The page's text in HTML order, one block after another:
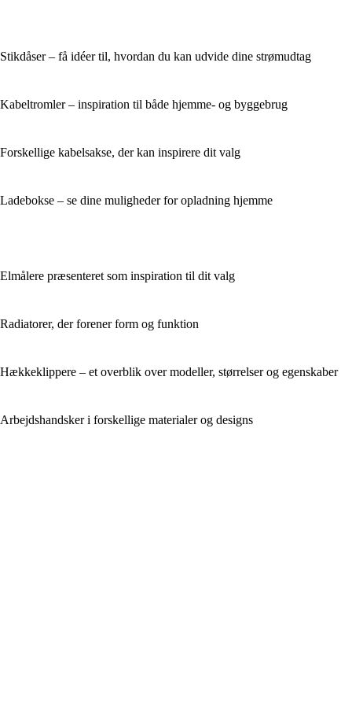
Stikdåser – få idéer til, hvordan du kan udvide dine strømudtag
Kabeltromler – inspiration til både hjemme- og byggebrug
Forskellige kabelsakse, der kan inspirere dit valg
Ladebokse – se dine muligheder for opladning hjemme
Elmålere præsenteret som inspiration til dit valg
Radiatorer, der forener form og funktion
Hækkeklippere – et overblik over modeller, størrelser og egenskaber
Arbejdshandsker i forskellige materialer og designs